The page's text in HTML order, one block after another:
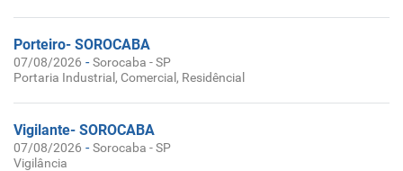
Porteiro- SOROCABA
07/08/2026 -Sorocaba - SP
Portaria Industrial, Comercial, Residêncial
Vigilante- SOROCABA
07/08/2026 -Sorocaba - SP
Vigilância